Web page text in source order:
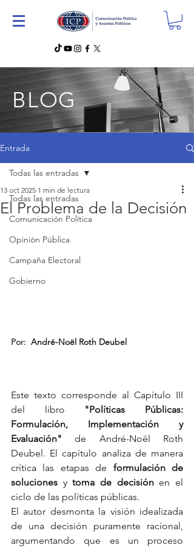
BLOG
Entrada
Todas las entradas
Comunicación Política
Opinión Pública
Campaña Electoral
Gobierno
Todas las entradas
El Problema de la Decisión
13 oct 2025 1 min de lectura
Por: André-Noël Roth Deubel
Este texto corresponde al Capítulo III
del libro "Políticas Públicas:
Formulación, Implementación y
Evaluación" de André-Noël Roth
Deubel. El capítulo analiza de manera
crítica las etapas de formulación de
soluciones y toma de decisión en el
ciclo de las políticas públicas.
El autor desmonta la visión idealizada
de una decisión puramente racional,
argumentando que es un proceso